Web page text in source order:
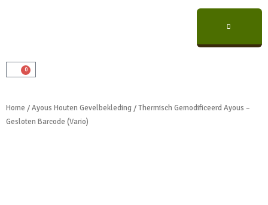
0
Winkelwagen
✓ Snelle levering binnen NL & BE
Home /Ayous Houten Gevelbekleding / Thermisch Gemodificeerd Ayous –
Gesloten Barcode (Vario)